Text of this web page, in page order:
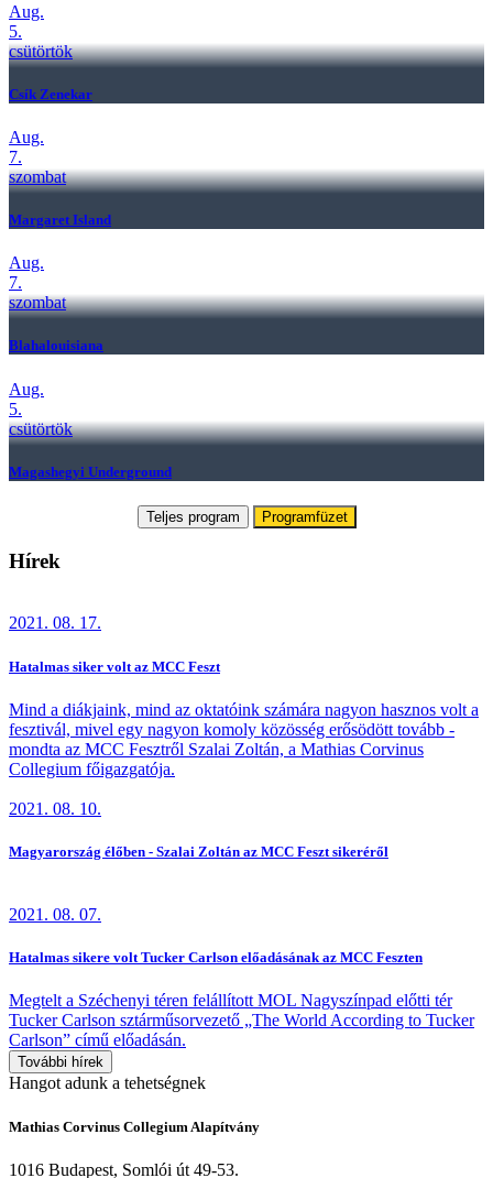
Aug.
5.
csütörtök
Csík Zenekar
Aug.
7.
szombat
Margaret Island
Aug.
7.
szombat
Blahalouisiana
Aug.
5.
csütörtök
Magashegyi Underground
Teljes program Programfüzet
Hírek
2021. 08. 17.
Hatalmas siker volt az MCC Feszt
Mind a diákjaink, mind az oktatóink számára nagyon hasznos volt a
fesztivál, mivel egy nagyon komoly közösség erősödött tovább -
mondta az MCC Fesztről Szalai Zoltán, a Mathias Corvinus
Collegium főigazgatója.
2021. 08. 10.
Magyarország élőben - Szalai Zoltán az MCC Feszt sikeréről
2021. 08. 07.
Hatalmas sikere volt Tucker Carlson előadásának az MCC Feszten
Megtelt a Széchenyi téren felállított MOL Nagyszínpad előtti tér
Tucker Carlson sztárműsorvezető „The World According to Tucker
Carlson” című előadásán.
További hírek
Hangotadunk a tehetségnek
Mathias Corvinus Collegium Alapítvány
1016 Budapest, Somlói út 49-53.